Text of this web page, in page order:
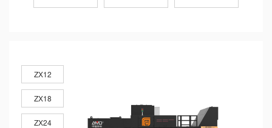
ZX12
ZX18
ZX24